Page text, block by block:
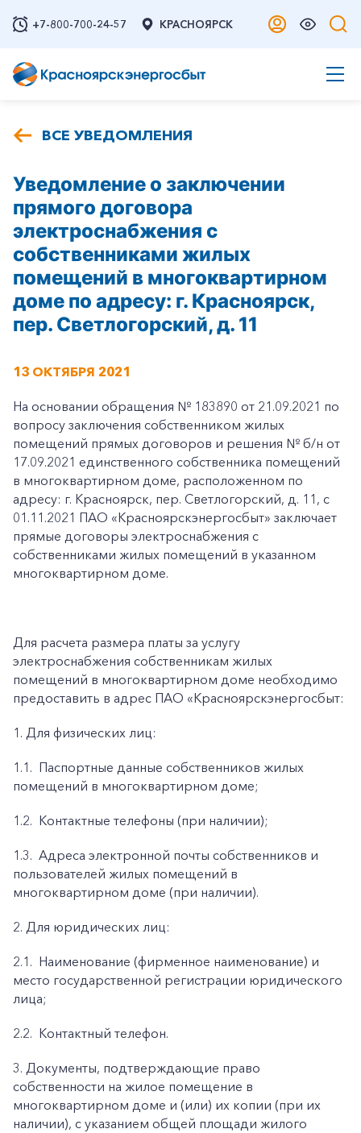
+7-800-700-24-57 КРАСНОЯРСК
ВСЕ УВЕДОМЛЕНИЯ
Уведомление о заключении
прямого договора
электроснабжения с
собственниками жилых
помещений в многоквартирном
доме по адресу: г. Красноярск,
пер. Светлогорский, д. 11
13 ОКТЯБРЯ 2021
На основании обращения № 183890 от 21.09.2021 по
вопросу заключения собственником жилых
помещений прямых договоров и решения № б/н от
17.09.2021 единственного собственника помещений
в многоквартирном доме, расположенном по
адресу: г. Красноярск, пер. Светлогорский, д. 11, с
01.11.2021 ПАО «Красноярскэнергосбыт» заключает
прямые договоры электроснабжения с
собственниками жилых помещений в указанном
многоквартирном доме.
Для расчета размера платы за услугу
электроснабжения собственникам жилых
помещений в многоквартирном доме необходимо
предоставить в адрес ПАО «Красноярскэнергосбыт:
1. Для физических лиц:
1.1. Паспортные данные собственников жилых
помещений в многоквартирном доме;
1.2. Контактные телефоны (при наличии);
1.3. Адреса электронной почты собственников и
пользователей жилых помещений в
многоквартирном доме (при наличии).
2. Для юридических лиц:
2.1. Наименование (фирменное наименование) и
место государственной регистрации юридического
лица;
2.2. Контактный телефон.
3. Документы, подтверждающие право
собственности на жилое помещение в
многоквартирном доме и (или) их копии (при их
наличии), с указанием общей площади жилого